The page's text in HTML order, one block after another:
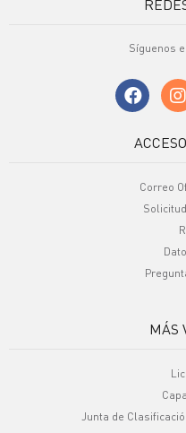
Síguenos
Correo
MÁS
Junta de